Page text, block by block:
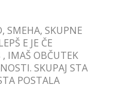
SMEHA, SKUPNE
E JE ČE
, IMAŠ OBČUTEK
SKUPAJ STA
POSTALA